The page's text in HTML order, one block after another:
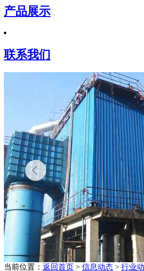
产品展示
联系我们
当前位置： 返回首页 > 信息动态 > 行业